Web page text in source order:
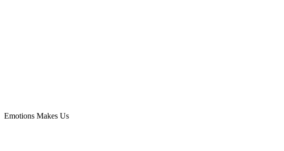
Emotions Makes Us